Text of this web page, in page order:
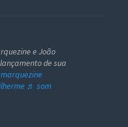
e João
de sua
♬ som